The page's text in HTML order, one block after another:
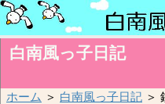
白南風っ子日記
ホーム ＞ 白南風っ子日記 ＞